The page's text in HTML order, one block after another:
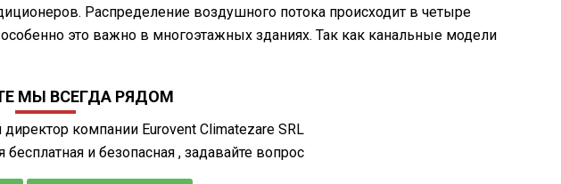
Распределение воздушного потока происходит в четыре
это важно в многоэтажных зданиях. Так как канальные модели
МЫ ВСЕГДА РЯДОМ
компании Eurovent Climatezare SRL
и безопасная , задавайте вопрос